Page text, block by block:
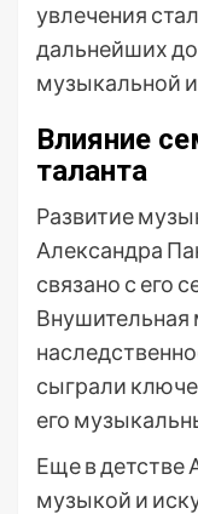
увлечения
дальнейших
музыкальной
Влияние
таланта
Развитие
Александра
связано с его
Внушительная
сыграли
его
Еще в детстве
музыкой и